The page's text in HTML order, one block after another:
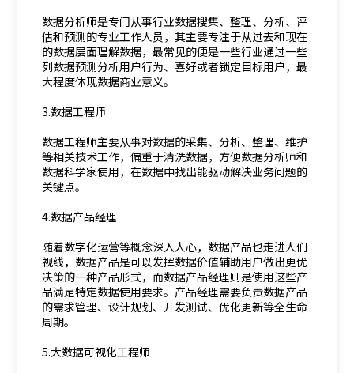
数据分析师是专门从事行业数据搜集、整理、分析、评
估和预测的专业工作人员，其主要专注于从过去和现在
的数据层面理解数据，最常见的便是一些行业通过一些
列数据预测分析用户行为、喜好或者锁定目标用户，最
大程度体现数据商业意义。
3.数据工程师
数据工程师主要从事对数据的采集、分析、整理、维护
等相关技术工作，偏重于清洗数据，方便数据分析师和
数据科学家使用，在数据中找出能驱动解决业务问题的
关键点。
4.数据产品经理
随着数字化运营等概念深入人心，数据产品也走进人们
视线，数据产品是可以发挥数据价值辅助用户做出更优
决策的一种产品形式，而数据产品经理则是使用这些产
品满足特定数据使用要求。产品经理需要负责数据产品
的需求管理、设计规划、开发测试、优化更新等全生命
周期。
5.大数据可视化工程师